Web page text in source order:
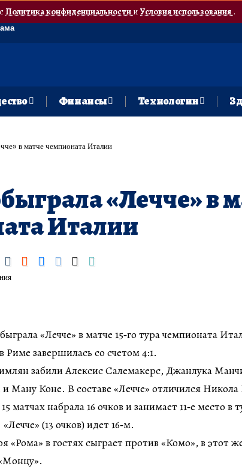
Политика конфиденциальностии Условия использования.
Финансы Технологии
в матче чемпионата Италии
«Лечче» в
Италии
«Лечче» в матче 15‑го тура чемпионата
Риме завершилась со счетом 4:1.
забили Алексис Салемакерс, Джанлука
Ману Коне. В составе «Лечче» отличился Никола
матчах набрала 16 очков и занимает 11‑е место в
(13 очков) идет 16‑м.
«Рома» в гостях сыграет против «Комо», в этот